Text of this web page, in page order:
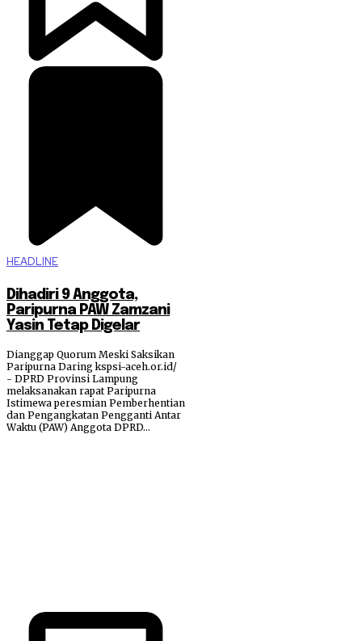
HEADLINE
Dihadiri 9 Anggota,
Paripurna PAW Zamzani
Yasin Tetap Digelar
Dianggap Quorum Meski Saksikan
Paripurna Daring kspsi-aceh.or.id/
- DPRD Provinsi Lampung
melaksanakan rapat Paripurna
Istimewa peresmian Pemberhentian
dan Pengangkatan Pengganti Antar
Waktu (PAW) Anggota DPRD...